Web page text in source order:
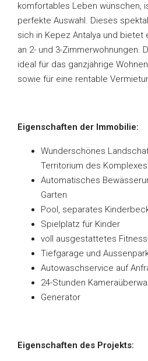
komfortables Leben wünschen,
perfekte Auswahl. Dieses
sich in Kepez Antalya und bietet
an 2- und 3-Zimmerwohnungen.
ideal für das ganzjährige
sowie für eine rentable
Eigenschaften der Immobilie:
Wunderschönes
Territorium des Komplexes
Automatisches
Garten
Pool, separates
Spielplatz für Kinder
voll ausgestattetes
Tiefgarage und
Autowaschservice auf
24-Stunden
Generator
Eigenschaften des Projekts: